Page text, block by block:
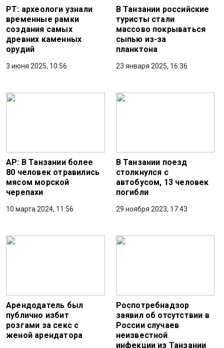
PT: археологи узнали
временные рамки
создания самых
древних каменных
орудий
3 июня 2025, 10:56
В Танзании российские
туристы стали
массово покрываться
сыпью из-за
планктона
23 января 2025, 16:36
AP: В Танзании более
80 человек отравились
мясом морской
черепахи
10 марта 2024, 11:56
В Танзании поезд
столкнулся с
автобусом, 13 человек
погибли
29 ноября 2023, 17:43
Арендодатель был
публично избит
розгами за секс с
женой арендатора
Роспотребнадзор
заявил об отсутствии в
России случаев
неизвестной
инфекции из Танзании